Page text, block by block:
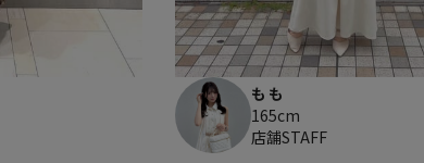
もも
165cm
店舗STAFF